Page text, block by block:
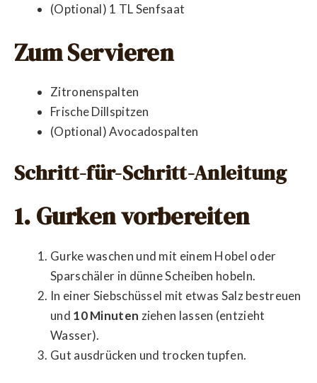
(Optional) 1 TL Senfsaat
Zum Servieren
Zitronenspalten
Frische Dillspitzen
(Optional) Avocadospalten
Schritt-für-Schritt-Anleitung
1. Gurken vorbereiten
Gurke waschen und mit einem Hobel oder
Sparschäler in dünne Scheiben hobeln.
In einer Siebschüssel mit etwas Salz bestreuen
und 10 Minuten ziehen lassen (entzieht
Wasser).
Gut ausdrücken und trocken tupfen.